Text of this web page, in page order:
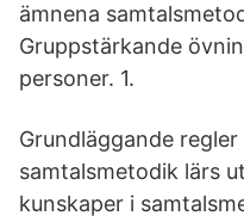
ämnena
Gruppstärkande
personer. 1.
Grundläggande
samtalsmetodik lärs
kunskaper i